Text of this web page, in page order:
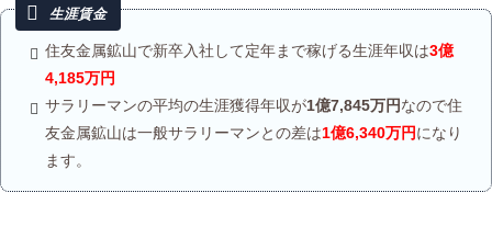
住友金属鉱山で新卒入社して定年まで稼げる生涯年収は3億
4,185万円
サラリーマンの平均の生涯獲得年収が1億7,845万円なので住
友金属鉱山は一般サラリーマンとの差は1億6,340万円になり
ます。